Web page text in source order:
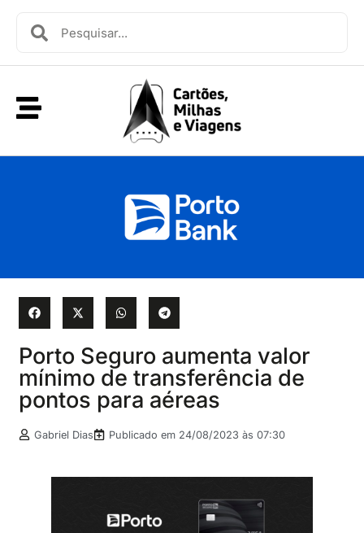
Porto Seguro aumenta valor
mínimo de transferência de
pontos para aéreas
Gabriel Dias Publicado em 24/08/2023 às 07:30